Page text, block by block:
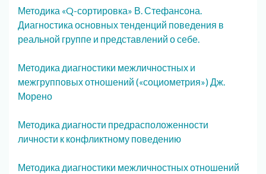
Методика «Q-сортировка» В. Стефансона.
Диагностика основных тенденций поведения в
реальной группе и представлений о себе.
Методика диагностики межличностных и
межгрупповых отношений («социометрия») Дж.
Морено
Методика диагности предрасположенности
личности к конфликтному поведению
Методика диагностики межличностных отношений